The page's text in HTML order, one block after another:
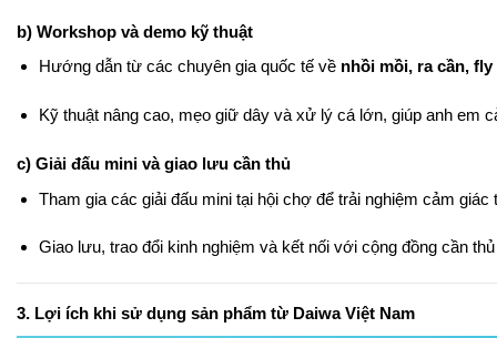
b) Workshop và demo kỹ thuật
Hướng dẫn từ các chuyên gia quốc tế về nhồi mồi, ra cần,
Kỹ thuật nâng cao, mẹo giữ dây và xử lý cá lớn, giúp anh em
c) Giải đấu mini và giao lưu cần thủ
Tham gia các giải đấu mini tại hội chợ để trải nghiệm cảm giác
Giao lưu, trao đổi kinh nghiệm và kết nối với cộng đồng cần
3. Lợi ích khi sử dụng sản phẩm từ Daiwa Việt Nam